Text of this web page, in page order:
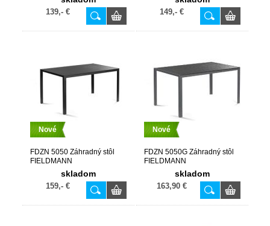
139,- € 149,- €
Nové
FDZN 5050 Záhradný stôl
FIELDMANN
skladom
159,- €
Nové
FDZN 5050G Záhradný stôl
FIELDMANN
skladom
163,90 €